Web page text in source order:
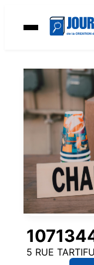
5 RUE